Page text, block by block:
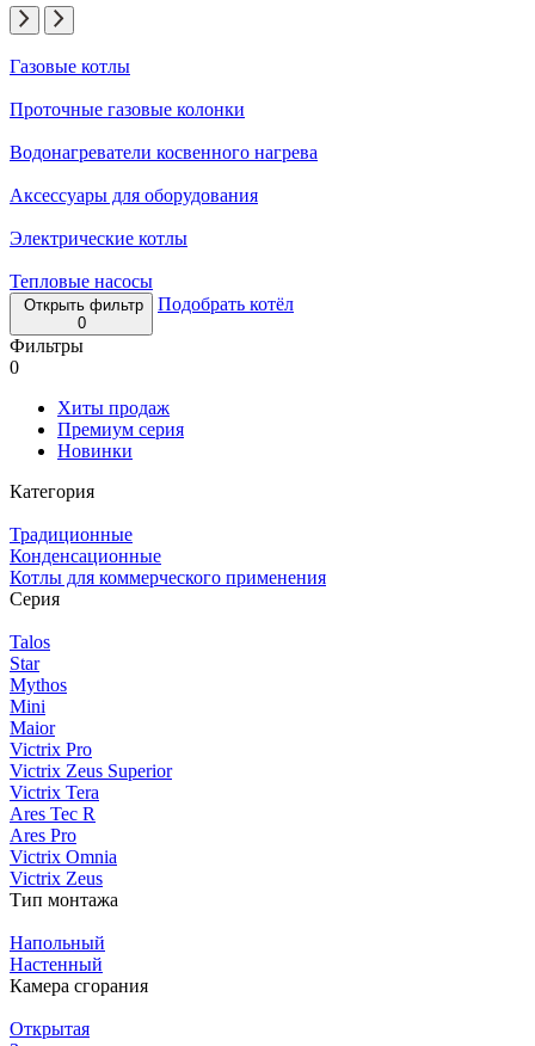
Газовые котлы
Проточные газовые колонки
Водонагреватели косвенного нагрева
Аксессуары для оборудования
Электрические котлы
Тепловые насосы
Открыть фильтр
0
Подобрать котёл
Фильтры
0
Хиты продаж
Премиум серия
Новинки
Категория
Традиционные
Конденсационные
Котлы для коммерческого применения
Серия
Talos
Star
Mythos
Mini
Maior
Victrix Pro
Victrix Zeus Superior
Victrix Tera
Ares Tec R
Ares Pro
Victrix Omnia
Victrix Zeus
Тип монтажа
Напольный
Настенный
Камера сгорания
Открытая